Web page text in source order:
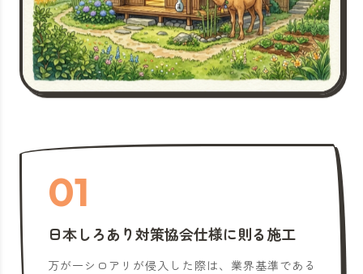
01
日本しろあり対策協会仕様に則る施工
万が一シロアリが侵入した際は、業界基準である